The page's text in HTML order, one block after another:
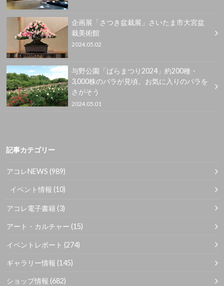
企画展「さつき盆栽展」さいたま市大宮盆
栽美術館
2024.05.02
与野公園「ばらまつり2024」約200種・
3,000株のバラが見頃。お気に入りのバラを
さがそう
2024.05.01
記事カテゴリー
アコレNEWS (989)
イベント情報 (10)
アコレ電子書籍 (3)
アート・カルチャー (15)
イベントレポート (274)
ギャラリー情報 (145)
ショップ情報 (682)